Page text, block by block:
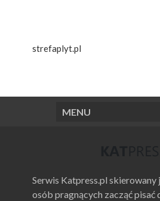
strefaplyt.pl
MENU
Serwis Katpress.pl
osób pragnących zacząć pisać